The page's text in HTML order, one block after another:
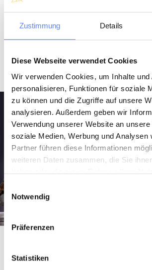
Zustimmung Details
Diese Webseite verwendet Cookies
Wir verwenden Cookies, um Inhalte und
personalisieren, Funktionen für soziale
zu können und die Zugriffe auf unsere
analysieren. Außerdem geben wir
Verwendung unserer Website an
soziale Medien, Werbung und Analysen
Partner führen diese Informationen
weiteren Daten zusammen, die Sie
haben oder die sie im Rahmen Ihrer
Einwilligungsauswahl
Notwendig
Präferenzen
Statistiken
Darf/Dürfte ich dein Auto leihen?Må jeg låne
loane diin biil?
Expertenwissen: Må kommt von måtte -
... und jetzt gleich raus